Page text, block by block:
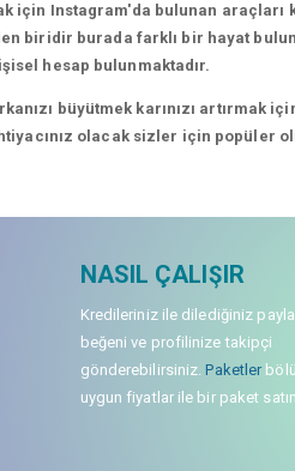
için Instagram'da bulunan
biridir burada farklı bir hayat
hesap bulunmaktadır.
büyütmek karınızı
olacak sizler için popüler
NASIL ÇALIŞIR
Kredileriniz ile dilediğiniz
beğeni ve profilinize takipçi
gönderebilirsiniz.Paketler
uygun fiyatlar ile bir paket